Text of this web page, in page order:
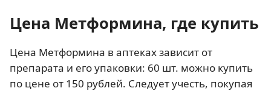
Цена Метформина, где купить
Цена Метформина в аптеках зависит от
препарата и его упаковки: 60 шт. можно купить
по цене от 150 рублей. Следует учесть, покупая